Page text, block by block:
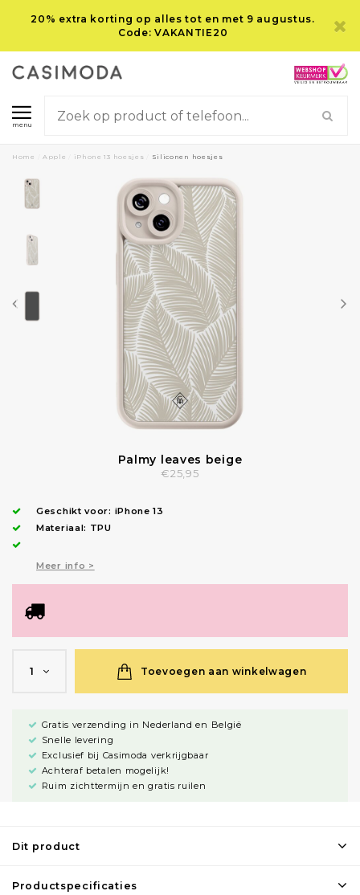
20% extra korting op alles tot en met 9 augustus.
Code: VAKANTIE20
menu
Home Apple iPhone 13 hoesjes Siliconen hoesjes
Palmy leaves beige
€25,95
Geschikt voor: iPhone 13
Materiaal: TPU
Meer info >
1 Toevoegen aan winkelwagen
Gratis verzending in Nederland en België
Snelle levering
Exclusief bij Casimoda verkrijgbaar
Achteraf betalen mogelijk!
Ruim zichttermijn en gratis ruilen
Dit product
Productspecificaties